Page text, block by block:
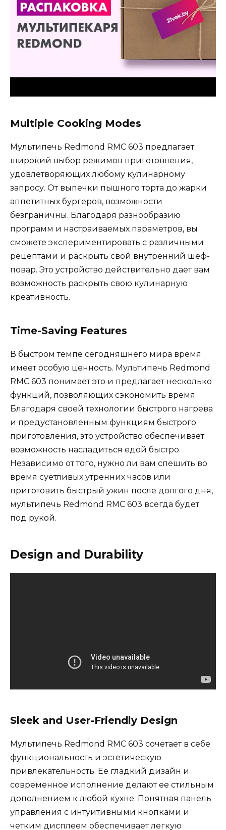
Multiple Cooking Modes
Мультипечь Redmond RMC 603 предлагает
широкий выбор режимов приготовления,
удовлетворяющих любому кулинарному
запросу. От выпечки пышного торта до жарки
аппетитных бургеров, возможности
безграничны. Благодаря разнообразию
программ и настраиваемых параметров, вы
сможете экспериментировать с различными
рецептами и раскрыть свой внутренний шеф-
повар. Это устройство действительно дает вам
возможность раскрыть свою кулинарную
креативность.
Time-Saving Features
В быстром темпе сегодняшнего мира время
имеет особую ценность. Мультипечь Redmond
RMC 603 понимает это и предлагает несколько
функций, позволяющих сэкономить время.
Благодаря своей технологии быстрого нагрева
и предустановленным функциям быстрого
приготовления, это устройство обеспечивает
возможность насладиться едой быстро.
Независимо от того, нужно ли вам спешить во
время суетливых утренних часов или
приготовить быстрый ужин после долгого дня,
мультипечь Redmond RMC 603 всегда будет
под рукой.
Design and Durability
Sleek and User-Friendly Design
Мультипечь Redmond RMC 603 сочетает в себе
функциональность и эстетическую
привлекательность. Ее гладкий дизайн и
современное исполнение делают ее стильным
дополнением к любой кухне. Понятная панель
управления с интуитивными кнопками и
четким дисплеем обеспечивает легкую